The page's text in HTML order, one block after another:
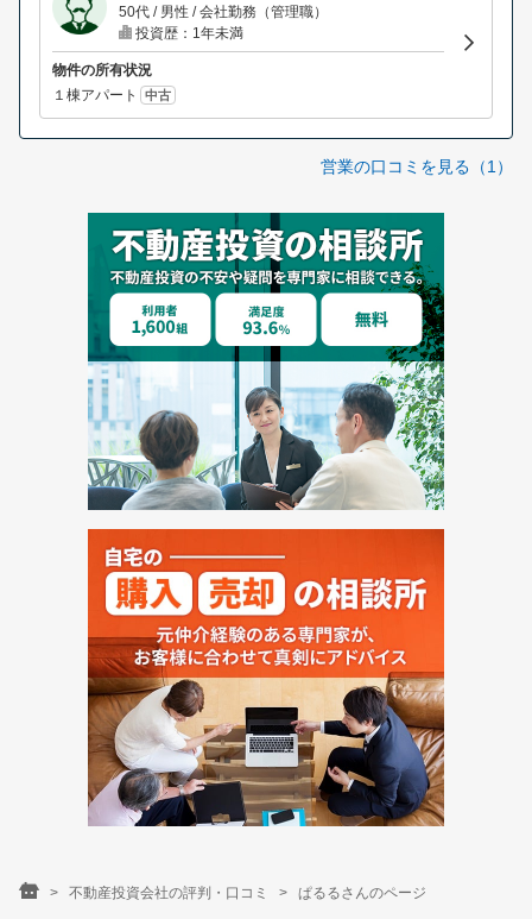
50代 / 男性 / 会社勤務（管理職）
投資歴：1年未満
物件の所有状況
１棟アパート
中古
営業の口コミを見る（1）
不動産投資会社の評判・口コミ ぱるるさんのページ